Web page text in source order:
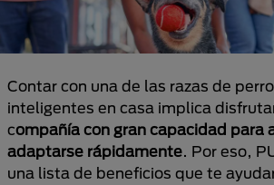
Contar con una de las razas de
inteligentes en casa implica
compañía con gran capacidad para
adaptarse rápidamente. Por eso,
una lista de beneficios que te